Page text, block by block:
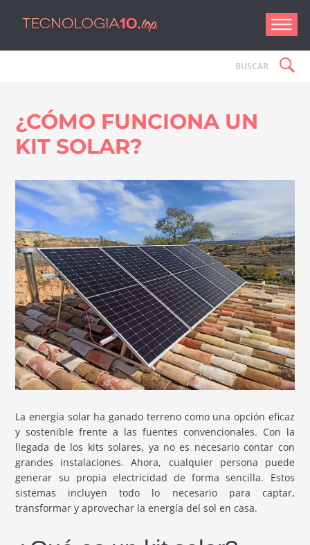
¿CÓMO FUNCIONA UN
KIT SOLAR?
La energía solar ha ganado terreno como una opción eficaz
y sostenible frente a las fuentes convencionales. Con la
llegada de los kits solares, ya no es necesario contar con
grandes instalaciones. Ahora, cualquier persona puede
generar su propia electricidad de forma sencilla. Estos
sistemas incluyen todo lo necesario para captar,
transformar y aprovechar la energía del sol en casa.